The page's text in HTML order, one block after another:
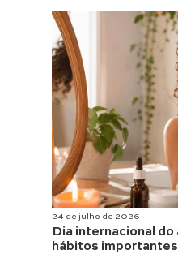
24 de julho de 2026
Dia internacional
hábitos importantes